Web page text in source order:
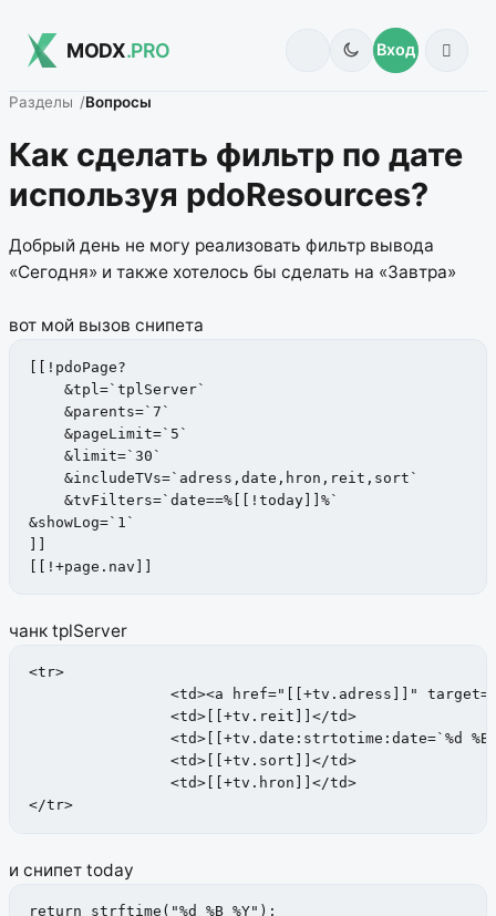
MODX.PRO Вход
Разделы Вопросы
Как сделать фильтр по дате
используя pdoResources?
Добрый день не могу реализовать фильтр вывода
«Сегодня» и также хотелось бы сделать на «Завтра»
вот мой вызов снипета
[[!pdoPage?
    &tpl=`tplServer`
    &parents=`7`
    &pageLimit=`5`
    &limit=`30`
    &includeTVs=`adress,date,hron,reit,sort`
    &tvFilters=`date==%[[!today]]%`
&showLog=`1`
[[!+page.nav]]
чанк tplServer
<tr>
</tr>
и снипет today
return strftime("%d %B %Y");